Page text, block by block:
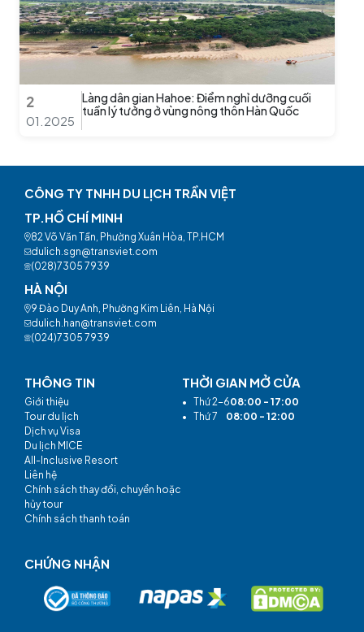
2
01.2025
Làng dân gian Hahoe: Điểm nghỉ dưỡng cuối
tuần lý tưởng ở vùng nông thôn Hàn Quốc
CÔNG TY TNHH DU LỊCH TRẦN VIỆT
TP.HỒ CHÍ MINH
82 Võ Văn Tần, Phường Xuân Hòa, TP.HCM
dulich.sgn@transviet.com
(028)7305 7939
HÀ NỘI
9 Đào Duy Anh, Phường Kim Liên, Hà Nội
dulich.han@transviet.com
(024)7305 7939
THÔNG TIN
Giới thiệu
Tour du lịch
Dịch vụ Visa
Du lịch MICE
All-Inclusive Resort
Liên hệ
Chính sách thay đổi, chuyển hoặc
hủy tour
Chính sách thanh toán
THỜI GIAN MỞ CỬA
• Thứ 2-608:00 - 17:00
• Thứ 7 08:00 - 12:00
CHỨNG NHẬN